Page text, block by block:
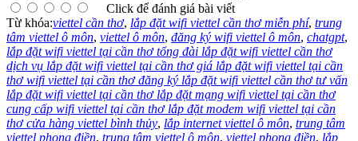
Click để đánh giá bài viết
Từ khóa:viettel cần thơ, lắp đặt wifi viettel cần thơ miễn phí, trung
tâm viettel ô môn, viettel ô môn, đăng ký wifi viettel ô môn, chatgpt,
lắp đặt wifi viettel tại cần thơ tổng đài lắp đặt wifi viettel cần thơ
dịch vụ lắp đặt wifi viettel tại cần thơ giá lắp đặt wifi viettel tại cần
thơ wifi viettel tại cần thơ đăng ký lắp đặt wifi viettel cần thơ tư vấn
lắp đặt wifi viettel tại cần thơ lắp đặt mạng wifi viettel tại cần thơ
cung cấp wifi viettel tại cần thơ lắp đặt modem wifi viettel tại cần
thơ cửa hàng viettel bình thủy, lắp internet viettel ô môn, trung tâm
viettel phong điền, trung tâm viettel ô môn, viettel phong điền, lắp